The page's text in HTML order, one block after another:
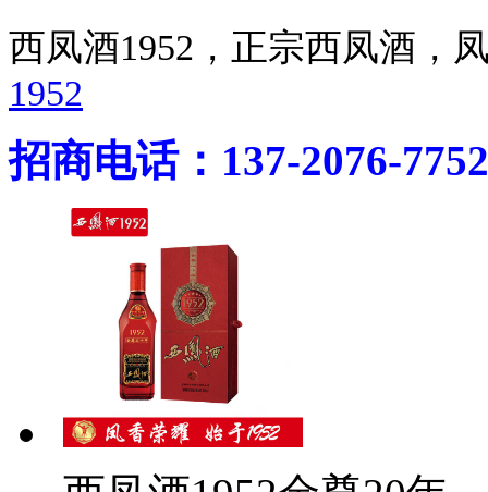
西凤酒1952，正宗西凤酒
1952
招商电话：137-2076-7752